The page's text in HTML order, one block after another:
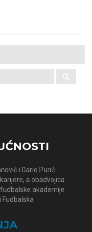
i Dario Purić
a obadvojica
akademije
Fudbalska